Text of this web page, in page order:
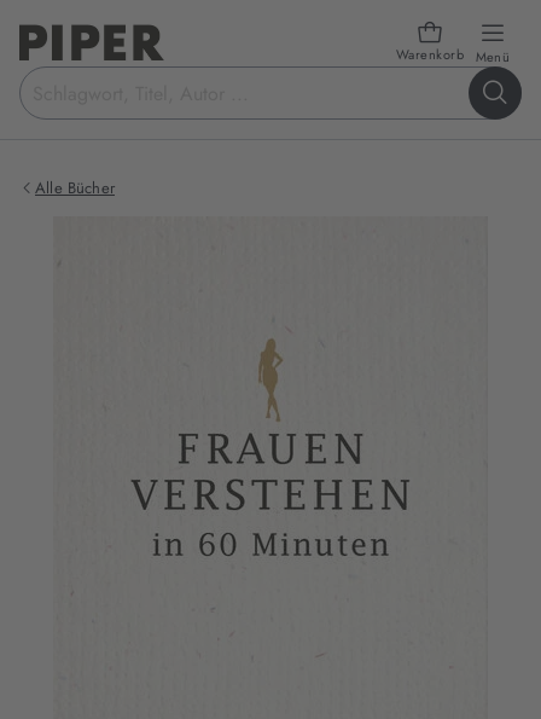
Warenkorb Menü
Suchbegriff
eingeben
Alle Bücher